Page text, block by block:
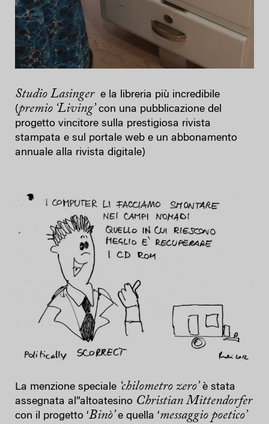
Studio Lasingere la libreria più incredibile
(premio ‘Living’ con una pubblicazione del
progetto vincitore sulla prestigiosa rivista
stampata e sul portale web e un abbonamento
annuale alla rivista digitale)
La menzione speciale ‘chilometro zero’ è stata
assegnata al”altoatesino Christian Mittendorfer
con il progetto ‘Binò’e quella ‘messaggio poetico’